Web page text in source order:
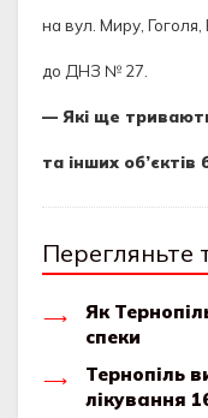
на вул. Миру,
до ДНЗ № 27.
— Які ще
та інших
Перегляньте
Як
спеки
Тернопіль
лікування